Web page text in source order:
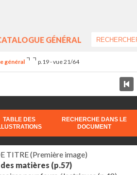
GÉNÉRAL
général p.19 - vue 21/64
TABLE DES
RECHERCHE DANS LE
DOCUMENT
TITRE (Première image)
matières (p.57)